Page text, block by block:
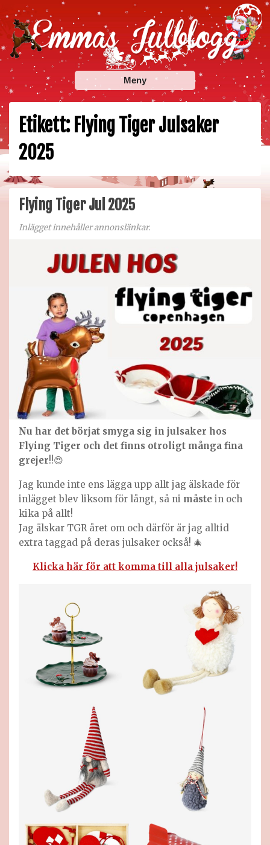
Skip
to
content
Emmas Julblogg
Julbloggar om julnyheter, julklappstips, julkalendrar,
adventskalendrar , julpyssel och julrecept!
Meny
Etikett: Flying Tiger Julsaker
2025
Flying Tiger Jul 2025
Inlägget innehåller annonslänkar.
Nu har det börjat smyga sig in julsaker hos
Flying Tiger och det finns otroligt många fina
grejer!!😍
Jag kunde inte ens lägga upp allt jag älskade för
inlägget blev liksom för långt, så ni måste in och
kika på allt!
Jag älskar TGR året om och därför är jag alltid
extra taggad på deras julsaker också! 🎄
Klicka här för att komma till alla julsaker!